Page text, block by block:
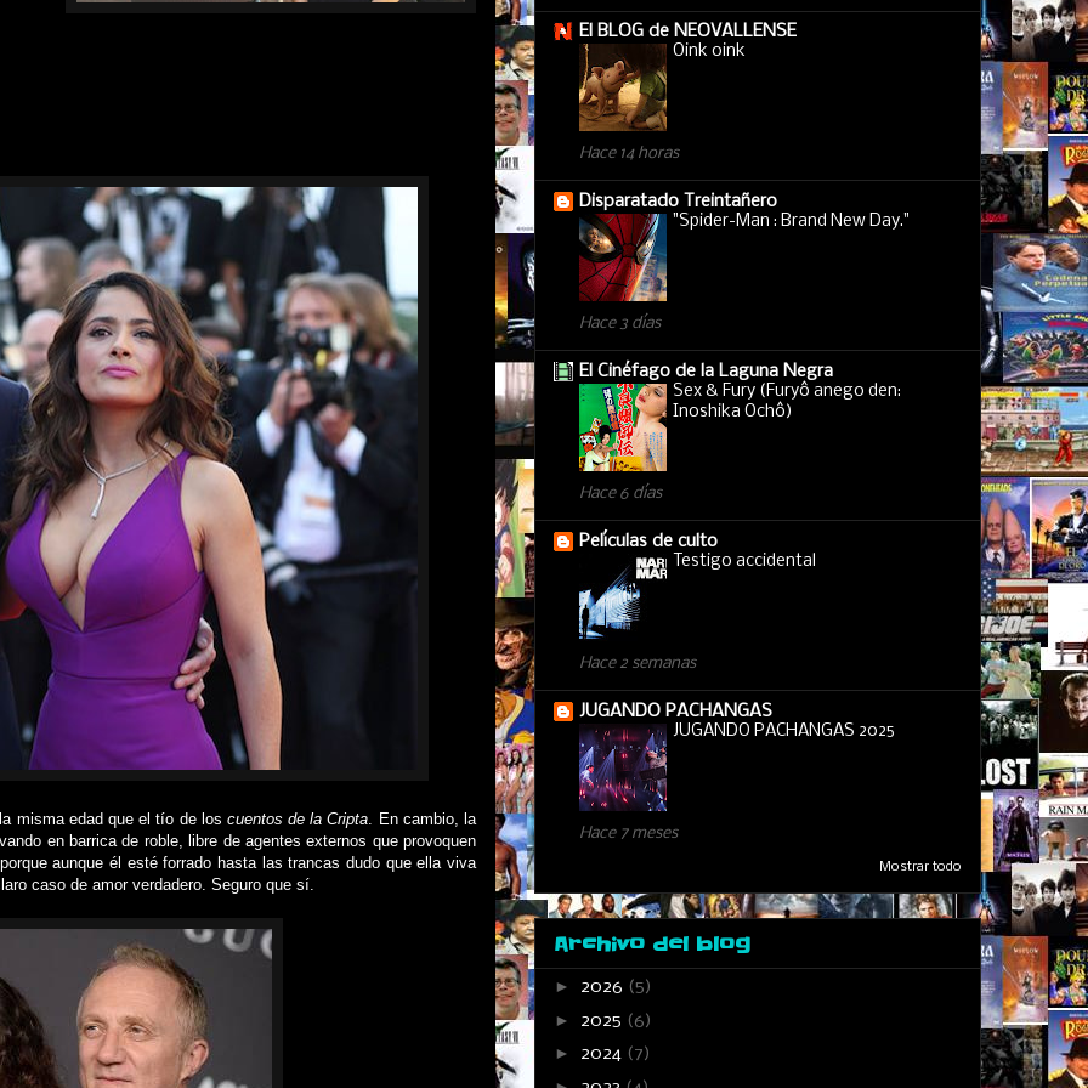
misma edad que el tío de los cuentos de la Cripta . En cambio, la
en barrica de roble, libre de agentes externos que provoquen
aunque él esté forrado hasta las trancas dudo que ella viva
caso de amor verdadero. Seguro que sí.
El BLOG de NEOVALLENSE
Oink oink
Hace 14 horas
Disparatado Treintañero
"Spider-Man : Brand New Day."
Hace 3 días
El Cinéfago de la Laguna Negra
Sex & Fury (Furyô anego den:
Inoshika Ochô)
Hace 6 días
Películas de culto
Testigo accidental
Hace 2 semanas
JUGANDO PACHANGAS
JUGANDO PACHANGAS 2025
Hace 7 meses
Mostrar todo
Archivo del blog
► 2026 (5)
► 2025 (6)
► 2024 (7)